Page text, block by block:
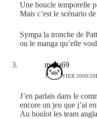
Une boucle temporelle
Mais c’est le scénario
Sympa la tronche de
ou le manga qu’elle
mega69
14 JANVIER 2009/
J’en parlais dans le
encore un jeu que j’ai
Au boulot les team